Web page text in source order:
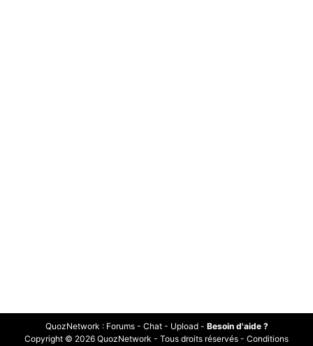
QuozNetwork : Forums- Chat- Upload- Besoin d'aide ?
Copyright © 2026 QuozNetwork - Tous droits réservés - Conditions